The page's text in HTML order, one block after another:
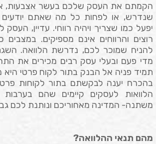
הקמתם את העסק שלכם בעשר אצבעות,
שנדרש, או לפחות כל מה שאתם
יפעל כמו שצריך ויהיה רווחי. עדיין,
רוצים והרווחים אינם מספיקים.
להניח שמוכר לכם, נדרשת הלוואה.
מדי פעם ובעלי עסק רבים מכירים את
תמיד פניה אל הבנק בתור לקוח פרטי
בהכרח יענה לבקשתם בתור לקוחות
הלוואות לעסקים קיימים שהם
משתנה- המדינה מאחוריכם ונותנת לכם
מהם תנאי ההלוואה?